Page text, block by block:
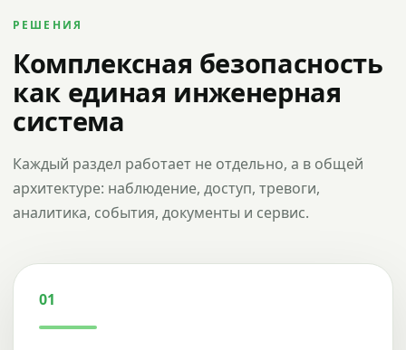
РЕШЕНИЯ
Комплексная безопасность
как единая инженерная
система
Каждый раздел работает не отдельно, а в общей
архитектуре: наблюдение, доступ, тревоги,
аналитика, события, документы и сервис.
01